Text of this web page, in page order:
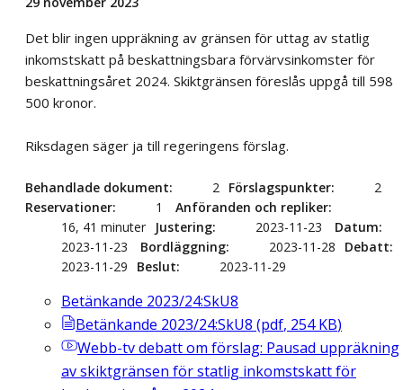
Det blir ingen uppräkning av gränsen för uttag av statlig
inkomstskatt på beskattningsbara förvärvsinkomster för
beskattningsåret 2024. Skiktgränsen föreslås uppgå till 598
500 kronor.
Riksdagen säger ja till regeringens förslag.
Behandlade dokument 2 Förslagspunkter
2
Reservationer
1
Anföranden och repliker
16, 41 minuter
Justering 2023-11-23
Datum
2023-11-23
Bordläggning 2023-11-28
Debatt
2023-11-29
Beslut 2023-11-29
Betänkande 2023/24:SkU8
Betänkande 2023/24:SkU8 (pdf, 254 KB)
Webb-tvdebatt om förslag: Pausad uppräkning
av skiktgränsen för statlig inkomstskatt för